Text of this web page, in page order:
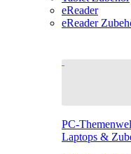
eReader
eReader
PC-
Laptops &